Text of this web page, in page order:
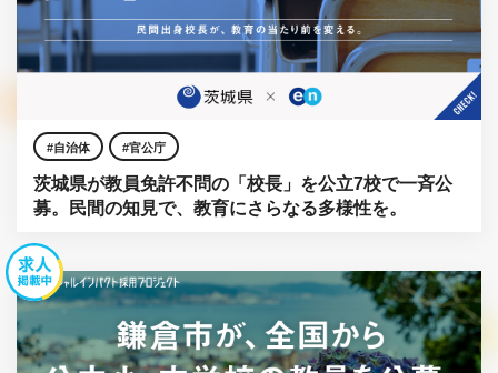
自治体 官公庁
茨城県が教員免許不問の「校長」を公立7校で一斉公
募。民間の知見で、教育にさらなる多様性を。